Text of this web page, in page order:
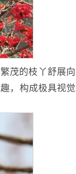
茂的枝丫舒展
，构成极具视